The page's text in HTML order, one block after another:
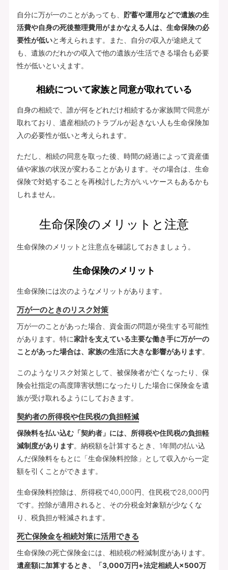
自分に万が一のことがあっても、 貯蓄や運用などで遺族の生
活費や自身の死後整理費用がまかなえる人は、生命保険の必
要性が低いと考えられます。また、自分の収入が途絶えて
も、遺族のだれかの収入で他の遺族が生活できる場合も必要
性が低いといえます。
相続について家族と同意が取れている
自身の相続で、誰が何をどれだけ相続するか家族間で同意が
取れており、遺産相続のトラブルが起きない人も生命保険加
入の必要性が低いと考えられます。
ただし、相続の同意を取った後、時間の経過によって資産価
値や家族の状況が変わることがあります。その場合は、生命
保険で対処することを再検討した方がいいケースもあるかも
しれません。
生命保険のメリットと注意
生命保険のメリットと注意点を確認しておきましょう。
生命保険のメリット
生命保険には次のようなメリットがあります。
万が一のときのリスク対策
万が一のことがあった場合、資金面の問題が発生する可能性
があります。特に家計を支えている主要な働き手に万が一の
ことがあった場合は、家族の生活に大きな影響があります。
このようなリスク対策として、被保険者が亡くなったり、保
険会社指定の高度障害状態になったりした場合に保険金を遺
族が受け取れるようにしておきます。
契約者の所得税や住民税の負担軽減
保険料を払い込む「契約者」には、所得税や住民税の負担軽
減制度があります。納税額を計算するとき、1年間の払い込
んだ保険料をもとに「生命保険料控除」として収入から一定
額を引くことができます。
生命保険料控除は、所得税で40,000円、住民税で28,000円
です。控除が適用されると、その分税金対象額が少なくな
り、税負担が軽減されます。
死亡保険金を相続対策に活用できる
生命保険の死亡保険金には、相続税の軽減制度があります。
遺産額に加算するとき、「3,000万円+法定相続人×500万